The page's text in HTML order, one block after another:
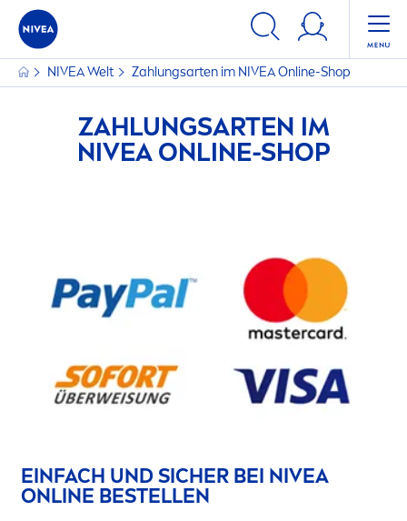
NIVEAWelt Zahlungsarten im NIVEAOnline-Shop
ZAHLUNGSARTEN IM
NIVEAONLINE-SHOP
EINFACH UND SICHER BEI NIVEA
ONLINE BESTELLEN